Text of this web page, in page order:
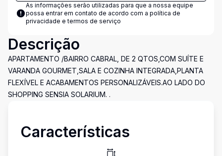
As informações serão utilizadas para que a nossa equipe
possa entrar em contato de acordo com a política de
privacidade e termos de serviço
Descrição
APARTAMENTO /BAIRRO CABRAL, DE 2 QTOS,COM SUÍTE E
VARANDA GOURMET,SALA E COZINHA INTEGRADA,PLANTA
FLEXÍVEL E ACABAMENTOS PERSONALIZÁVEIS.AO LADO DO
SHOPPING SENSIA SOLARIUM. .
Características